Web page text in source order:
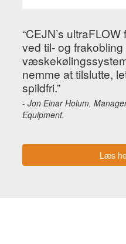
“CEJN’s
ved til- og frakobling
nemme at tilslutte,
spildfri.”
- Jon Einar Holum,
Equipment.
Læs